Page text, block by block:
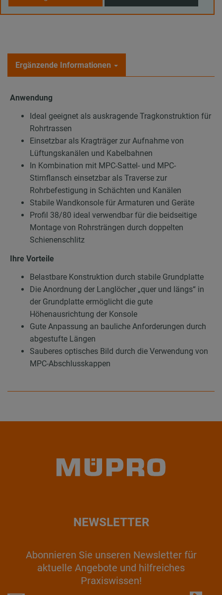
Ergänzende Informationen
Anwendung
Ideal geeignet als auskragende Tragkonstruktion für
Rohrtrassen
Einsetzbar als Kragträger zur Aufnahme von
Lüftungskanälen und Kabelbahnen
In Kombination mit MPC-Sattel- und MPC-
Stirnflansch einsetzbar als Traverse zur
Rohrbefestigung in Schächten und Kanälen
Stabile Wandkonsole für Armaturen und Geräte
Profil 38/80 ideal verwendbar für die beidseitige
Montage von Rohrsträngen durch doppelten
Schienenschlitz
Ihre Vorteile
Belastbare Konstruktion durch stabile Grundplatte
Die Anordnung der Langlöcher „quer und längs“ in
der Grundplatte ermöglicht die gute
Höhenausrichtung der Konsole
Gute Anpassung an bauliche Anforderungen durch
abgestufte Längen
Sauberes optisches Bild durch die Verwendung von
MPC-Abschlusskappen
NEWSLETTER
Abonnieren Sie unseren Newsletter für
aktuelle Angebote und hilfreiches
Praxiswissen!